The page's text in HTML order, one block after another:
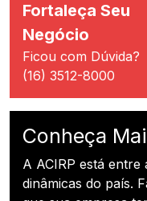
Fortaleça Seu
Negócio
Ficou com Dúvida?
(16) 3512-8000
Conheça
A ACIRP está entre
dinâmicas do país.